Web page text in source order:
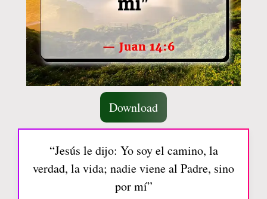
Download
“Jesús le dijo: Yo soy el camino, la
verdad, la vida; nadie viene al Padre, sino
por mí”